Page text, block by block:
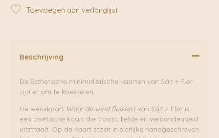
wind
fluistert
Flor
Toevoegen aan verlanglijst
Beschrijving
De Esthetische minimalistische kaarten van Sâlt + Flor
zijn er om te koesteren.
De wenskaart Waar de wind fluistertvan Sâlt + Flor is
een poëtische kaart die troost, liefde en verbondenheid
uitstraalt. Op de kaart staat in sierlijke handgeschreven